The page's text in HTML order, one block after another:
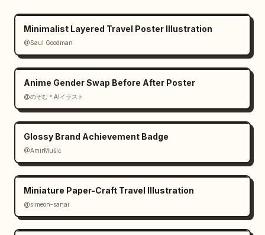
Minimalist Layered Travel Poster Illustration
@Saul Goodman
Anime Gender Swap Before After Poster
@のぞむ＊AIイラスト
Glossy Brand Achievement Badge
@AmirMušić
Miniature Paper-Craft Travel Illustration
@simeon-sanai